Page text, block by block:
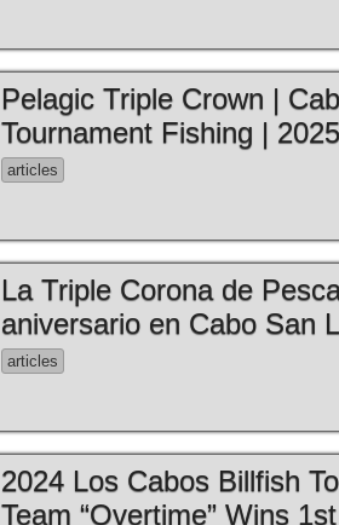
Pelagic Triple Crown |
Tournament Fishing | 2025
articles
La Triple Corona de
aniversario en Cabo San
articles
2024 Los Cabos Billfish
Team “Overtime” Wins